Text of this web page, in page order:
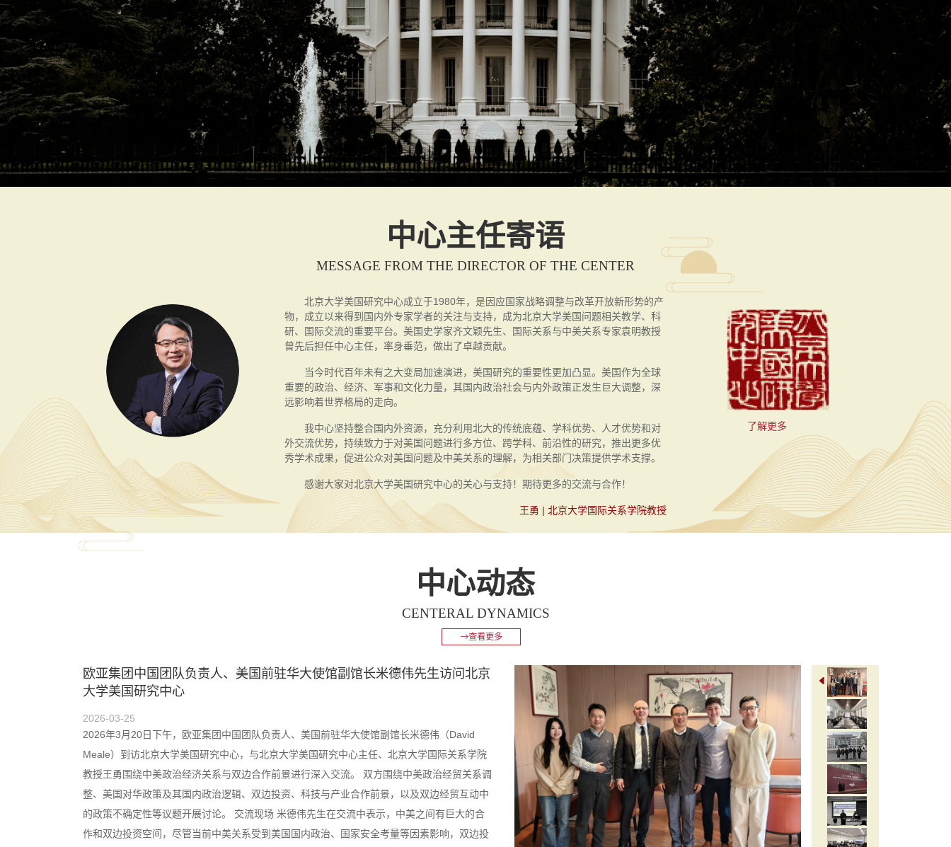
中心主任寄语
MESSAGE FROM THE DIRECTOR OF THE CENTER
北京大学美国研究中心成立于1980年，是因应国家战略调整与改革开放新形势的产
物，成立以来得到国内外专家学者的关注与支持，成为北京大学美国问题相关教学、科
研、国际交流的重要平台。美国史学家齐文颖先生、国际关系与中美关系专家袁明教授
曾先后担任中心主任，率身垂范，做出了卓越贡献。
当今时代百年未有之大变局加速演进，美国研究的重要性更加凸显。美国作为全球
重要的政治、经济、军事和文化力量，其国内政治社会与内外政策正发生巨大调整，深
远影响着世界格局的走向。
我中心坚持整合国内外资源，充分利用北大的传统底蕴、学科优势、人才优势和对
外交流优势，持续致力于对美国问题进行多方位、跨学科、前沿性的研究，推出更多优
秀学术成果，促进公众对美国问题及中美关系的理解，为相关部门决策提供学术支撑。
感谢大家对北京大学美国研究中心的关心与支持！期待更多的交流与合作！
王勇 | 北京大学国际关系学院教授
了解更多
中心动态
CENTERAL DYNAMICS
查看更多
北京大学美国研究中心举办“巨变中的世界秩序、美国与中美关系”年终研
讨会
2026-01-09
2026年1月7日，北京大学美国研究中心举办“巨变中的世界秩序、美国与中美关系”年终研讨
会。会议由北京大学美国研究中心主任、北京大学国际关系学院教授王勇主持。 在上午的研讨
环节中，北京大学国际关系学院教授张清敏、北京大学历史学系常聘副教授牛可、北京大学国
际关系学院教授韩华、北京大学国际关系学院常聘副教授陈绍锋、北京大学国际关系学院节大
磊、北京大学外国语学院助理教授杨梦、北京外国语大学国际关系学院讲师宋亦明围绕不同议
题进行专题发言，重点讨论了美国特朗普政府对外政策新动向、核扩散与中美军控合作、产业